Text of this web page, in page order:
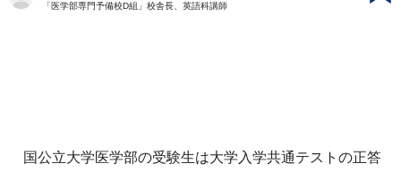
「医学部専門予備校D組」校舎長、英語科講師
国公立大学医学部の受験生は大学入学共通テストの正答